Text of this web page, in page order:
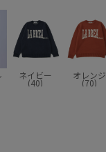
ネイビー
(40)
オレンジ
(70)